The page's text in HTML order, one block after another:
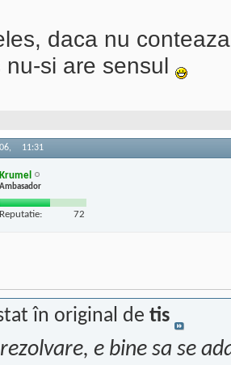
daca nu
nu-si are sensul
11:31
Krumel
Ambasador
Reputatie: 72
în original de tis
e bine sa se